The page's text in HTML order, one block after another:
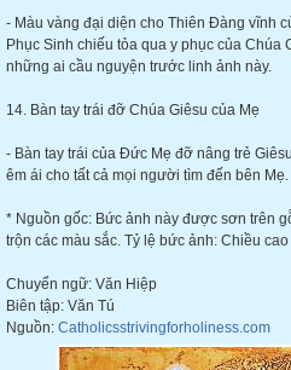
- Màu vàng đại diện cho Thiên Đàng vĩnh
Phục Sinh chiếu tỏa qua y phục của Chúa
những ai cầu nguyện trước linh ảnh này.
14. Bàn tay trái đỡ Chúa Giêsu của Mẹ
- Bàn tay trái của Đức Mẹ đỡ nâng trẻ
êm ái cho tất cả mọi người tìm đến bên Mẹ.
* Nguồn gốc: Bức ảnh này được sơn trên
trộn các màu sắc. Tỷ lệ bức ảnh: Chiều
Chuyển ngữ: Văn Hiệp
Biên tập: Văn Tú
Nguồn: Catholicsstrivingforholiness.com